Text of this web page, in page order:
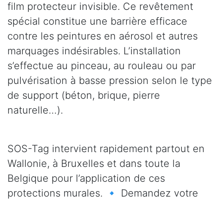
film protecteur invisible. Ce revêtement
spécial constitue une barrière efficace
contre les peintures en aérosol et autres
marquages indésirables. L’installation
s’effectue au pinceau, au rouleau ou par
pulvérisation à basse pression selon le type
de support (béton, brique, pierre
naturelle…).
SOS-Tag intervient rapidement partout en
Wallonie, à Bruxelles et dans toute la
Belgique pour l’application de ces
protections murales. 🔹 Demandez votre